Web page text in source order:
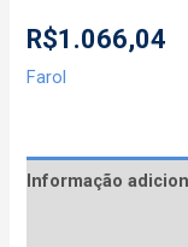
R$1.066,04
Farol
Informação